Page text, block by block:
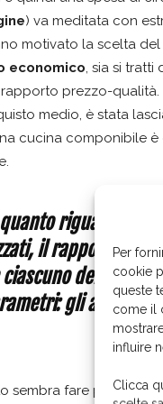
Per
cookie
queste
come il
influire
Clicca
) va meditata con
motivato la scelta
economico, sia si tratti
prezzo-
medio, è stata
cucina componibile è
riguarda gli
il rapporto
dei due
gli
sembra fare più